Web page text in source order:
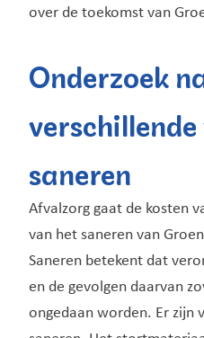
over de toekomst van
Onderzoek
saneren
Afvalzorg gaat de kosten
van het saneren van
Saneren betekent dat
en de gevolgen daarvan
ongedaan worden. Er zijn